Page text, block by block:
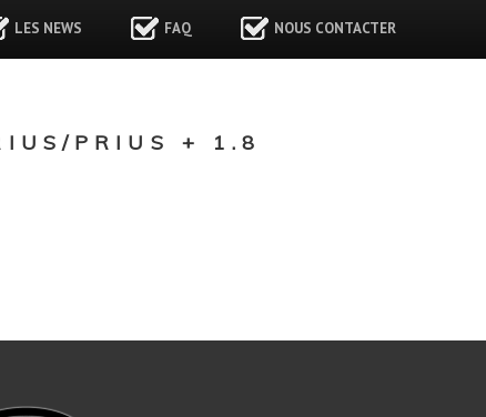
LES NEWS FAQ NOUS CONTACTER
PRIUS + 1.8